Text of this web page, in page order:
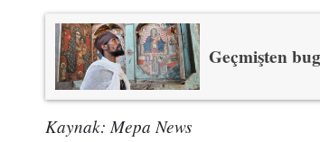
Geçmişten
Kaynak: Mepa News